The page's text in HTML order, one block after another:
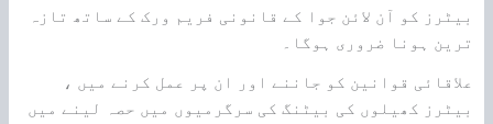
بیٹرز کو آن لائن جوا کے قانونی فریم ورک کے ساتھ تازہ
ترین ہونا ضروری ہوگا۔
علاقائی قوانین کو جاننے اور ان پر عمل کرنے میں ،
بیٹرز کھیلوں کی بیٹنگ کی سرگرمیوں میں حصہ لینے میں